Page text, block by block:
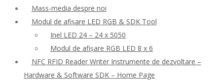
Mass-media despre noi
Modul de afișare LED RGB & SDK Tool
Inel LED 24 – 24 x 5050
Modul de afișare RGB LED 8 x 6
NFC RFID Reader Writer Instrumente de dezvoltare –
Hardware & Software SDK – Home Page